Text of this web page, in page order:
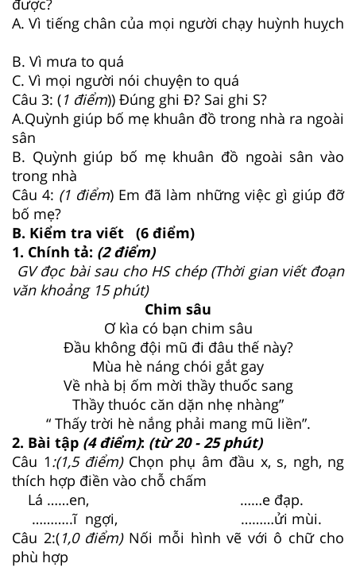
A. Vì tiếng chân của mọi người chạy huỳnh huỵch
B. Vì mưa to quá
C. Vì mọi người nói chuyện to quá
Câu 3: (1 điểm)) Đúng ghi Đ? Sai ghi S?
A.Quỳnh giúp bố mẹ khuân đồ trong nhà ra ngoài
sân
B. Quỳnh giúp bố mẹ khuân đồ ngoài sân vào
trong nhà
Câu 4: (1 điểm) Em đã làm những việc gì giúp đỡ
bố mẹ?
B. Kiểm tra viết (6 điểm)
1. Chính tả: (2 điểm)
GV đọc bài sau cho HS chép (Thời gian viết đoạn
văn khoảng 15 phút)
Chim sâu
Ơ kìa có bạn chim sâu
Đầu không đội mũ đi đâu thế này?
Mùa hè náng chói gắt gay
Về nhà bị ốm mời thầy thuốc sang
Thầy thuóc căn dặn nhẹ nhàng”
“ Thấy trời hè nắng phải mang mũ liền”.
2. Bài tập (4 điểm): (từ 20 - 25 phút)
Câu 1:(1,5 điểm) Chọn phụ âm đầu x, s, ngh, ng
thích hợp điền vào chỗ chấm
Lá ……en, ……e đạp.
………..ĩ ngợi, ………ửi mùi.
Câu 2:(1,0 điểm) Nối mỗi hình vẽ với ô chữ cho
phù hợp